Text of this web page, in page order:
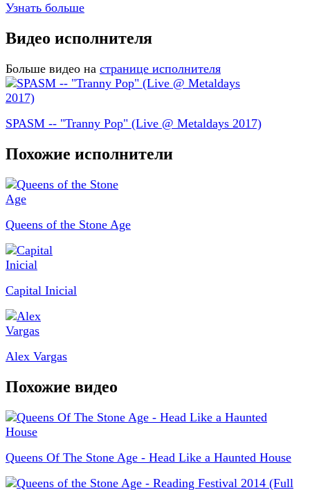
Узнать больше
Видео исполнителя
Больше видео на странице исполнителя
SPASM -- "Tranny Pop" (Live @ Metaldays 2017)
Похожие исполнители
Queens of the Stone Age
Capital Inicial
Alex Vargas
Похожие видео
Queens Of The Stone Age - Head Like a Haunted House